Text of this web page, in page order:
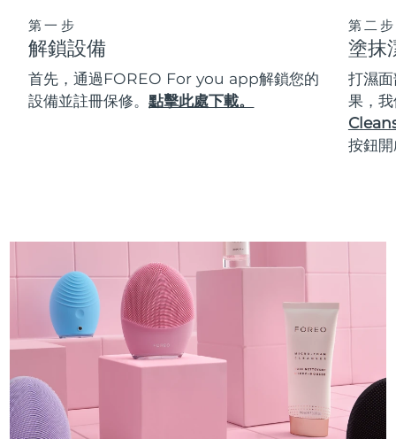
第一步
解鎖設備
首先，通過FOREO For you app解鎖您的
設備並註冊保修。點擊此處下載。
第二步
塗抹
打濕
果，
按鈕